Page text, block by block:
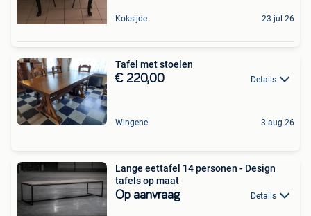
Koksijde 23 jul 26
Tafel met stoelen
€ 220,00 Details
Wingene 3 aug 26
Lange eettafel 14 personen - Design
tafels op maat
Op aanvraag Details